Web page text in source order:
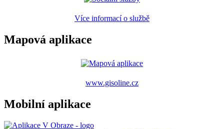
Více informací o službě
Mapová aplikace
www.gisoline.cz
Mobilní aplikace